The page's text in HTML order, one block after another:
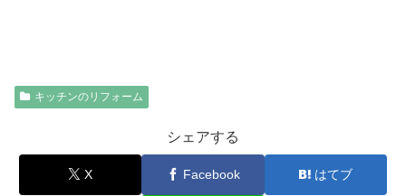
キッチンのリフォーム
シェアする
X Facebook はてブ